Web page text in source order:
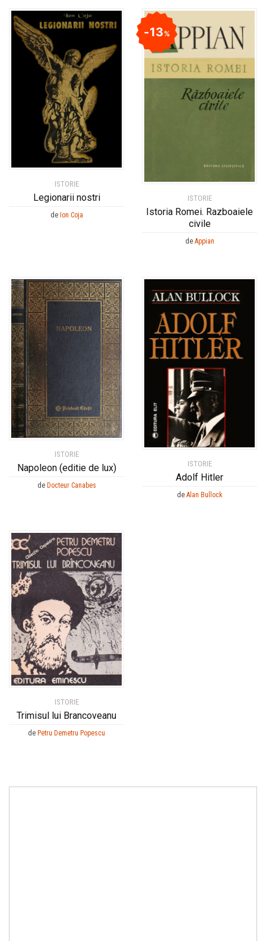
ISTORIE
Legionarii nostri
de Ion Coja
ISTORIE
Istoria Romei. Razboaiele
civile
13%
de Appian
ISTORIE
Napoleon (editie de lux)
de Docteur Canabes
ISTORIE
Adolf Hitler
de Alan Bullock
ISTORIE
Trimisul lui Brancoveanu
de Petru Demetru Popescu